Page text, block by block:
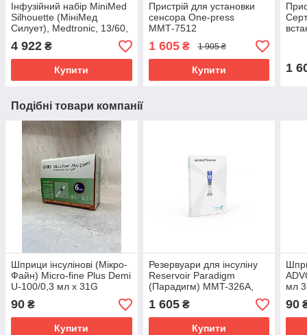
Інфузійний набір MiniMed
Silhouette (МініМед
Силует), Medtronic, 13/60,
10 шт.
4 922 ₴
Купити
Пристрій для установки
сенсора One-press
ММТ-7512
1 605₴ 1 905 ₴
Купити 1
Подібні товари компанії
Шприци інсулінові (Мікро-
Файн) Micro-fine Plus Demi
U-100/0,3 мл х 31G
90 ₴
Купити
Резервуари для інсуліну
Reservoir Paradigm
(Парадигм) MMT-326A,
1 605₴
Купити
мл
90